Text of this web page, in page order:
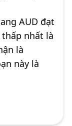
AUD đạt
thấp nhất là
là
này là